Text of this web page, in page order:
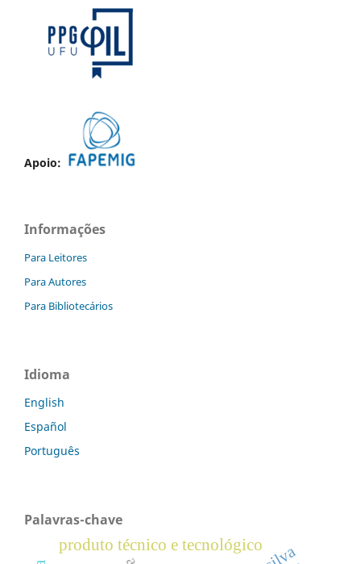
Apoio:
Informações
Para Leitores
Para Autores
Para Bibliotecários
Idioma
English
Español
Português
Palavras-chave
produto técnico e tecnológico